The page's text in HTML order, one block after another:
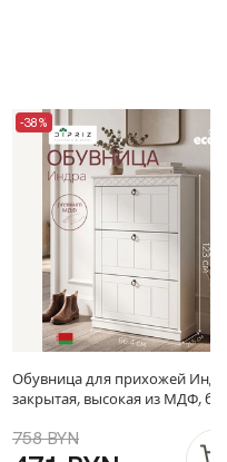
-38%
Обувница для прихожей
закрытая, высокая из МДФ,
758 BYN